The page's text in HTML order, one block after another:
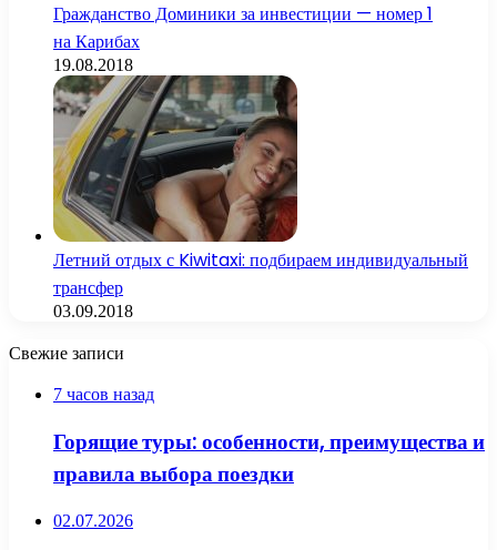
Гражданство Доминики за инвестиции — номер 1
на Карибах
19.08.2018
Летний отдых с Kiwitaxi: подбираем индивидуальный
трансфер
03.09.2018
Свежие записи
7 часов назад
Горящие туры: особенности, преимущества и
правила выбора поездки
02.07.2026